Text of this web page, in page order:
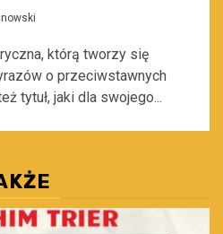
którą tworzy się
o przeciwstawnych
tytuł, jaki dla swojego...